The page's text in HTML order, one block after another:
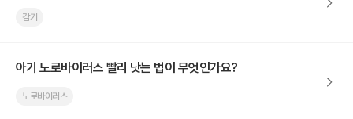
감기
아기 노로바이러스 빨리 낫는 법이 무엇인가요?
노로바이러스